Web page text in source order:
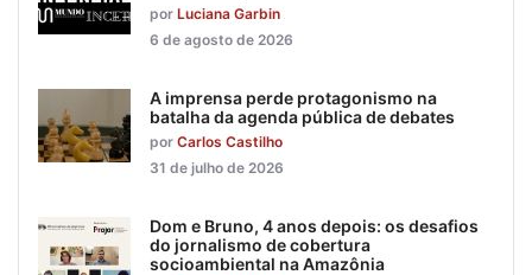
por Luciana Garbin
6 de agosto de 2026
A imprensa perde protagonismo na
batalha da agenda pública de debates
por Carlos Castilho
31 de julho de 2026
Dom e Bruno, 4 anos depois: os desafios
do jornalismo de cobertura
socioambiental na Amazônia